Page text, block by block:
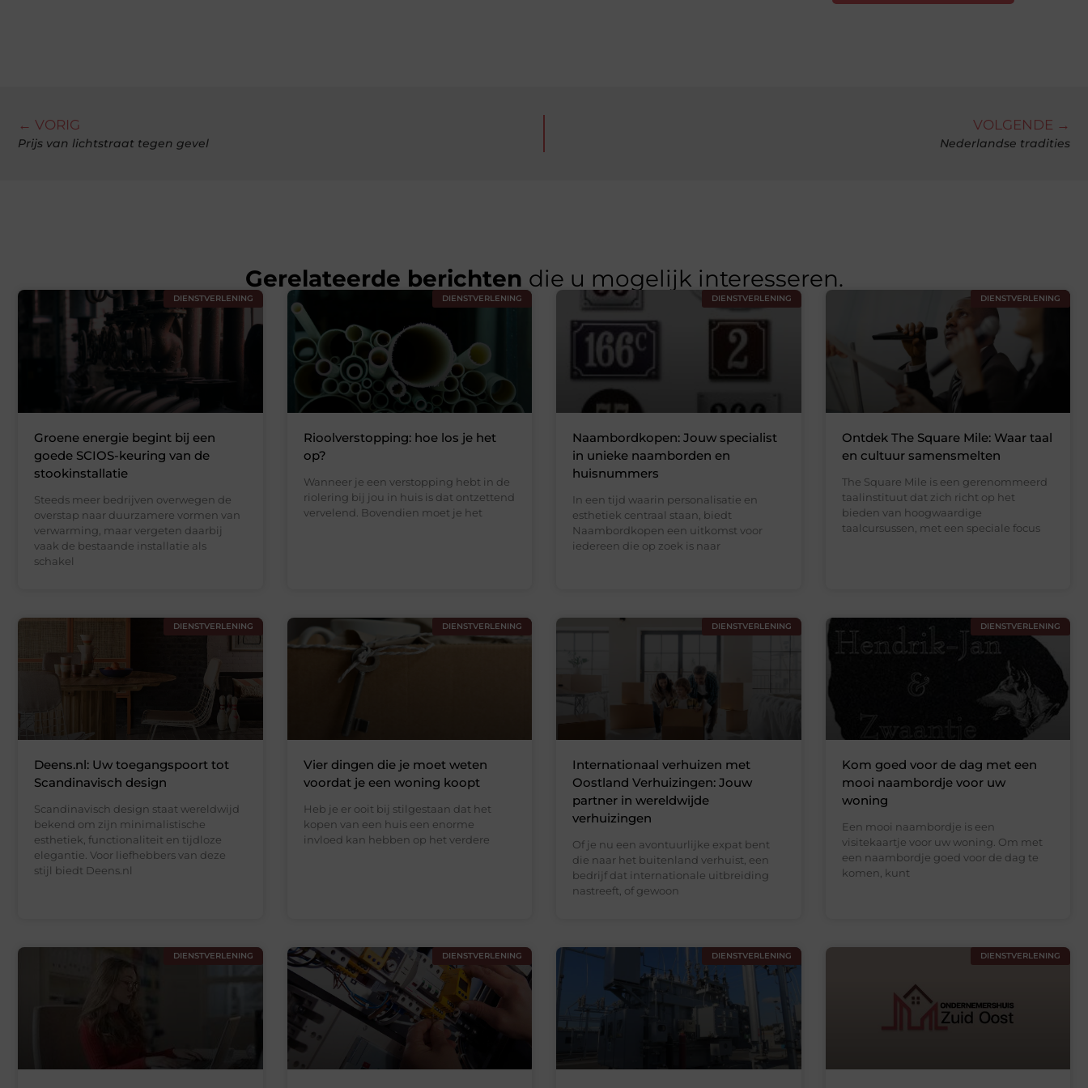
← VORIG
Prijs van lichtstraat tegen gevel
VOLGENDE →
Nederlandse tradities
Gerelateerde berichten die u mogelijk interesseren.
DIENSTVERLENING
Groene energie begint bij een
goede SCIOS-keuring van de
stookinstallatie
Steeds meer bedrijven overwegen de
overstap naar duurzamere vormen van
verwarming, maar vergeten daarbij
vaak de bestaande installatie als
schakel
DIENSTVERLENING
Rioolverstopping: hoe los je het
op?
Wanneer je een verstopping hebt in de
riolering bij jou in huis is dat ontzettend
vervelend. Bovendien moet je het
DIENSTVERLENING
Naambordkopen: Jouw specialist
in unieke naamborden en
huisnummers
In een tijd waarin personalisatie en
esthetiek centraal staan, biedt
Naambordkopen een uitkomst voor
iedereen die op zoek is naar
DIENSTVERLENING
Ontdek The Square Mile: Waar taal
en cultuur samensmelten
The Square Mile is een gerenommeerd
taalinstituut dat zich richt op het
bieden van hoogwaardige
taalcursussen, met een speciale focus
DIENSTVERLENING
Deens.nl: Uw toegangspoort tot
Scandinavisch design
Scandinavisch design staat wereldwijd
bekend om zijn minimalistische
esthetiek, functionaliteit en tijdloze
elegantie. Voor liefhebbers van deze
stijl biedt Deens.nl
DIENSTVERLENING
Vier dingen die je moet weten
voordat je een woning koopt
Heb je er ooit bij stilgestaan dat het
kopen van een huis een enorme
invloed kan hebben op het verdere
DIENSTVERLENING
Internationaal verhuizen met
Oostland Verhuizingen: Jouw
partner in wereldwijde
verhuizingen
Of je nu een avontuurlijke expat bent
die naar het buitenland verhuist, een
bedrijf dat internationale uitbreiding
nastreeft, of gewoon
DIENSTVERLENING
Kom goed voor de dag met een
mooi naambordje voor uw
woning
Een mooi naambordje is een
visitekaartje voor uw woning. Om met
een naambordje goed voor de dag te
komen, kunt
DIENSTVERLENING DIENSTVERLENING DIENSTVERLENING DIENSTVERLENING